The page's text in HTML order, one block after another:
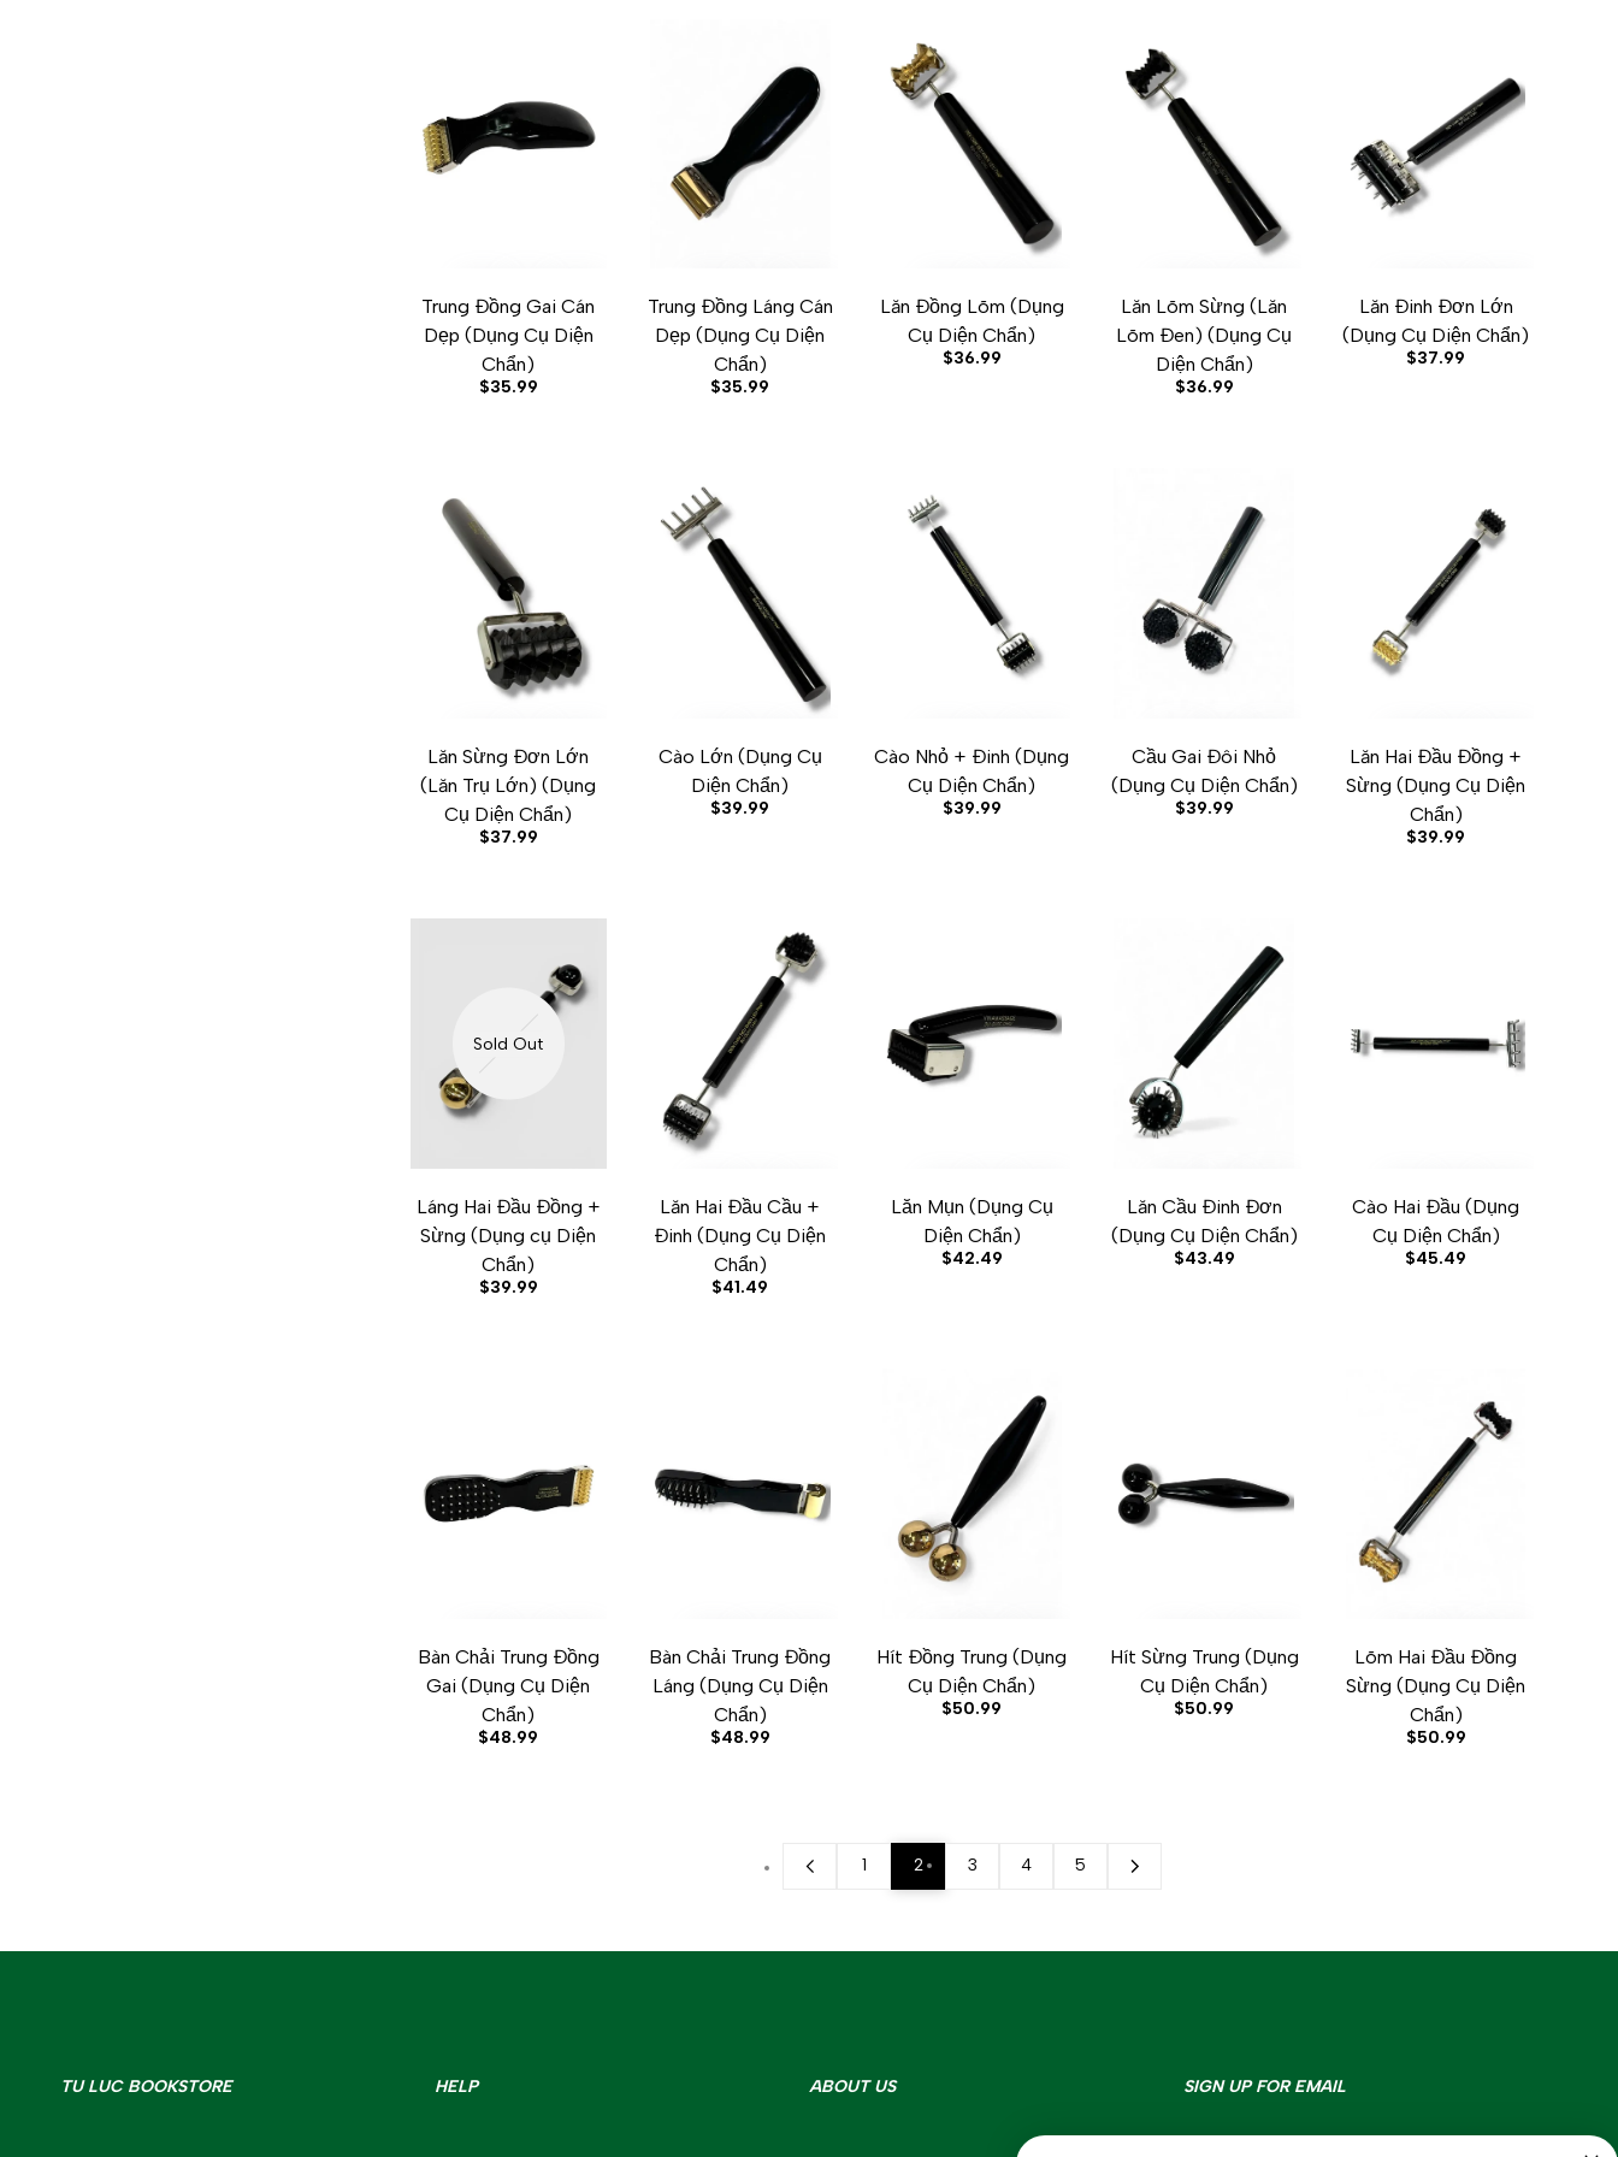
ADD TO CART
ADD TO WISHLIST
ADD TO COMPARE
QUICK VIEW
Trung Đồng Gai Cán
Dẹp (Dụng Cụ Diện
Chẩn)
Sale
$35.99
ADD TO CART
ADD TO WISHLIST
ADD TO COMPARE
QUICK VIEW
Trung Đồng Láng Cán
Dẹp (Dụng Cụ Diện
Chẩn)
Sale
$35.99
ADD TO CART
ADD TO WISHLIST
ADD TO COMPARE
QUICK VIEW
Lăn Đồng Lõm (Dụng
Cụ Diện Chẩn)
Sale
$36.99
ADD TO CART
ADD TO WISHLIST
ADD TO COMPARE
QUICK VIEW
Lăn Lõm Sừng (Lăn
Lõm Đen) (Dụng Cụ
Diện Chẩn)
Sale
$36.99
ADD TO CART
ADD TO WISHLIST
ADD TO COMPARE
QUICK VIEW
Lăn Đinh Đơn Lớn
(Dụng Cụ Diện Chẩn)
Sale
$37.99
ADD TO CART
ADD TO WISHLIST
ADD TO COMPARE
QUICK VIEW
Lăn Sừng Đơn Lớn
(Lăn Trụ Lớn) (Dụng
Cụ Diện Chẩn)
Sale
$37.99
ADD TO CART
ADD TO WISHLIST
ADD TO COMPARE
QUICK VIEW
Cào Lớn (Dụng Cụ
Diện Chẩn)
Sale
$39.99
ADD TO CART
ADD TO WISHLIST
ADD TO COMPARE
QUICK VIEW
Cào Nhỏ + Đinh (Dụng
Cụ Diện Chẩn)
Sale
$39.99
ADD TO CART
ADD TO WISHLIST
ADD TO COMPARE
QUICK VIEW
Cầu Gai Đôi Nhỏ
(Dụng Cụ Diện Chẩn)
Sale
$39.99
ADD TO CART
ADD TO WISHLIST
ADD TO COMPARE
QUICK VIEW
Lăn Hai Đầu Đồng +
Sừng (Dụng Cụ Diện
Chẩn)
Sale
$39.99
Sold Out
Láng Hai Đầu Đồng +
Sừng (Dụng cụ Diện
Chẩn)
Sale
$39.99
ADD TO CART
ADD TO WISHLIST
ADD TO COMPARE
QUICK VIEW
Lăn Hai Đầu Cầu +
Đinh (Dụng Cụ Diện
Chẩn)
Sale
$41.49
ADD TO CART
ADD TO WISHLIST
ADD TO COMPARE
QUICK VIEW
Lăn Mụn (Dụng Cụ
Diện Chẩn)
Sale
$42.49
ADD TO CART
ADD TO WISHLIST
ADD TO COMPARE
QUICK VIEW
Lăn Cầu Đinh Đơn
(Dụng Cụ Diện Chẩn)
Sale
$43.49
ADD TO CART
ADD TO WISHLIST
ADD TO COMPARE
QUICK VIEW
Cào Hai Đầu (Dụng
Cụ Diện Chẩn)
Sale
$45.49
ADD TO CART
ADD TO WISHLIST
ADD TO COMPARE
QUICK VIEW
Bàn Chải Trung Đồng
Gai (Dụng Cụ Diện
Chẩn)
Sale
$48.99
ADD TO CART
ADD TO WISHLIST
ADD TO COMPARE
QUICK VIEW
Bàn Chải Trung Đồng
Láng (Dụng Cụ Diện
Chẩn)
Sale
$48.99
ADD TO CART
ADD TO WISHLIST
ADD TO COMPARE
QUICK VIEW
Hít Đồng Trung (Dụng
Cụ Diện Chẩn)
Sale
$50.99
ADD TO CART
ADD TO WISHLIST
ADD TO COMPARE
QUICK VIEW
Hít Sừng Trung (Dụng
Cụ Diện Chẩn)
Sale
$50.99
ADD TO CART
ADD TO WISHLIST
ADD TO COMPARE
QUICK VIEW
Lõm Hai Đầu Đồng
Sừng (Dụng Cụ Diện
Chẩn)
Sale
$50.99
1 2 3 4 5
TU LUC BOOKSTORE HELP ABOUT US SIGN UP FOR EMAIL